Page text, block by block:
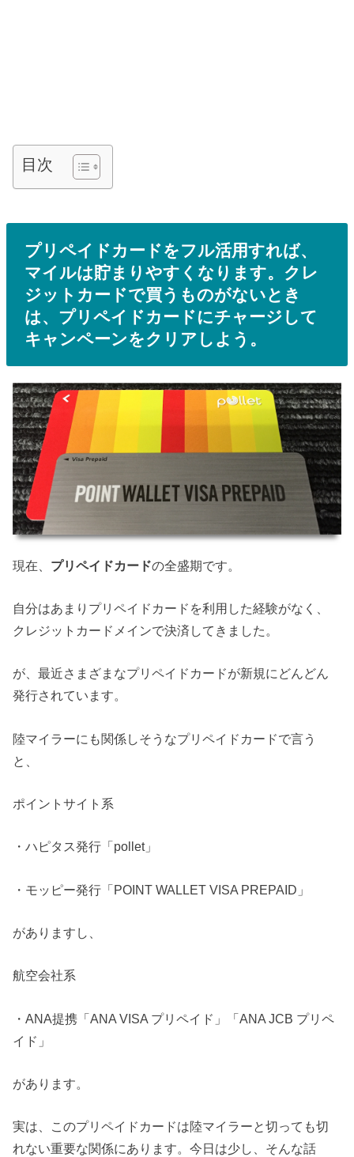
目次
プリペイドカードをフル活用すれば、
マイルは貯まりやすくなります。クレ
ジットカードで買うものがないとき
は、プリペイドカードにチャージして
キャンペーンをクリアしよう。
現在、 プリペイドカードの全盛期です。
自分はあまりプリペイドカードを利用した経験がなく、
クレジットカードメインで決済してきました。
が、最近さまざまなプリペイドカードが新規にどんどん
発行されています。
陸マイラーにも関係しそうなプリペイドカードで言う
と、
ポイントサイト系
・ハピタス発行「pollet」
・モッピー発行「POINT WALLET VISA PREPAID」
がありますし、
航空会社系
・ANA提携「ANA VISA プリペイド」「ANA JCB プリペ
イド」
があります。
実は、このプリペイドカードは陸マイラーと切っても切
れない重要な関係にあります。今日は少し、そんな話